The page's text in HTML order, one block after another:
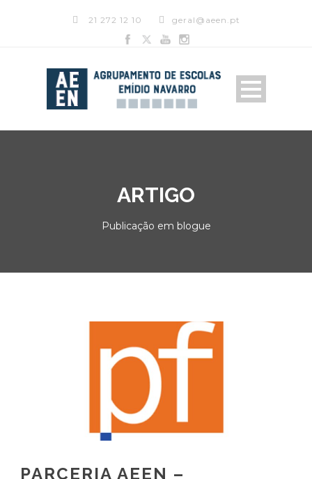
21 272 12 10 geral@aeen.pt
ARTIGO
Publicação em blogue
PARCERIA AEEN –